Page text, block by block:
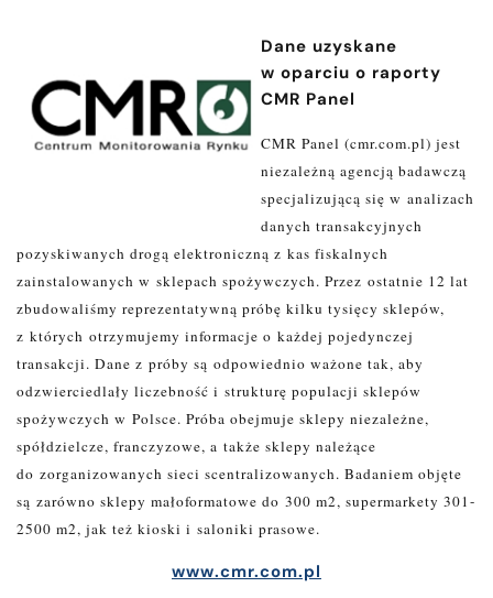
Dane uzyskane
w oparciu o raporty
CMR Panel
CMR Panel (cmr.com.pl) jest
niezależną agencją badawczą
specjalizującą się w analizach
danych transakcyjnych
pozyskiwanych drogą elektroniczną z kas fiskalnych
zainstalowanych w sklepach spożywczych. Przez ostatnie 12 lat
zbudowaliśmy reprezentatywną próbę kilku tysięcy sklepów,
z których otrzymujemy informacje o każdej pojedynczej
transakcji. Dane z próby są odpowiednio ważone tak, aby
odzwierciedlały liczebność i strukturę populacji sklepów
spożywczych w Polsce. Próba obejmuje sklepy niezależne,
spółdzielcze, franczyzowe, a także sklepy należące
do zorganizowanych sieci scentralizowanych. Badaniem objęte
są zarówno sklepy małoformatowe do 300 m2, supermarkety 301-
2500 m2, jak też kioski i saloniki prasowe.
www.cmr.com.pl